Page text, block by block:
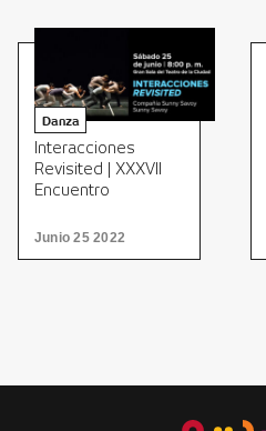
Danza
Interacciones
Revisited | XXXVII
Encuentro
Danza
Junio 25 2022